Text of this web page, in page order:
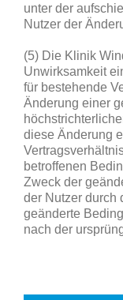
unter der
Nutzer der
(5) Die Klinik
Unwirksamkeit
für bestehende
Änderung einer
diese Änderung
betroffenen
Zweck der
der Nutzer durch
geänderte
nach der